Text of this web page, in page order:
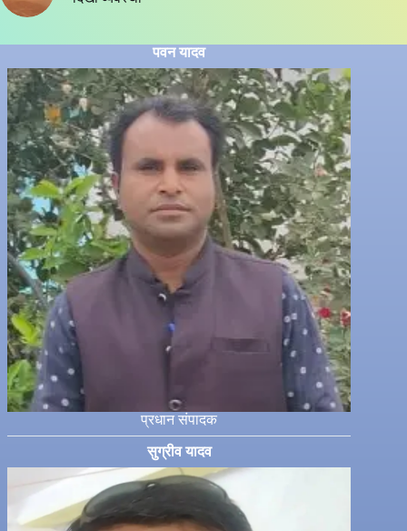
पवन यादव
प्रधान संपादक
सुग्रीव यादव